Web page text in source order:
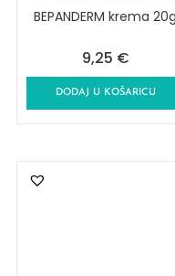
BEPANDERM krema 20g
9,25 €
DODAJ U KOŠARICU